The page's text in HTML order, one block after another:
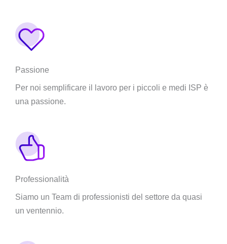
Passione
Per noi semplificare il lavoro per i piccoli e medi ISP è
una passione.
Professionalità
Siamo un Team di professionisti del settore da quasi
un ventennio.